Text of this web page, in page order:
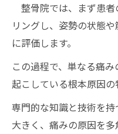
整骨院では、まず患
リングし、姿勢の状態
に評価します。
この過程で、単なる痛
起こしている根本原因の
専門的な知識と技術を
大きく、痛みの原因を